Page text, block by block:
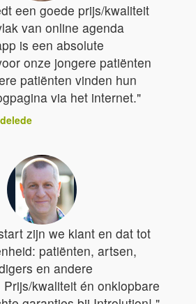
een goede prijs/kwaliteit
van online agenda
is een absolute
onze jongere patiënten
patiënten vinden hun
via het internet."
zijn we klant en dat tot
patiënten, artsen,
en andere
kwaliteit én onklopbare